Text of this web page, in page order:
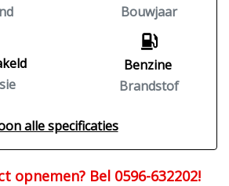
Bouwjaar
Benzine
Brandstof
alle specificaties
opnemen? Bel 0596-632202!